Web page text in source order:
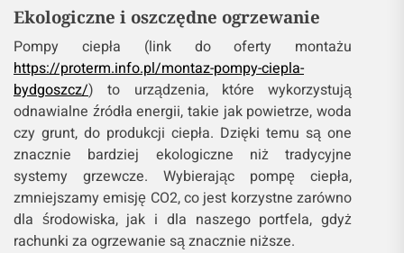
Ekologiczne i oszczędne ogrzewanie
Pompy ciepła (link do oferty montażu
https://proterm.info.pl/montaz-pompy-ciepla-
bydgoszcz/) to urządzenia, które wykorzystują
odnawialne źródła energii, takie jak powietrze, woda
czy grunt, do produkcji ciepła. Dzięki temu są one
znacznie bardziej ekologiczne niż tradycyjne
systemy grzewcze. Wybierając pompę ciepła,
zmniejszamy emisję CO2, co jest korzystne zarówno
dla środowiska, jak i dla naszego portfela, gdyż
rachunki za ogrzewanie są znacznie niższe.